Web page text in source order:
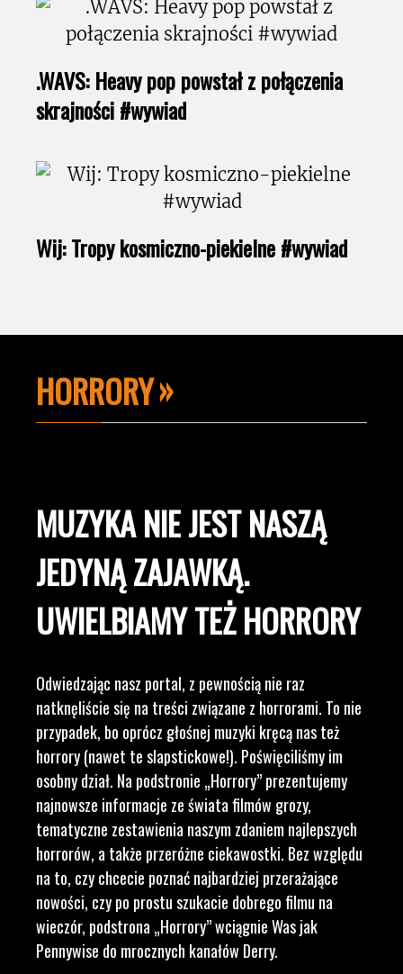
.WAVS: Heavy pop powstał z połączenia
skrajności #wywiad
Wij: Tropy kosmiczno-piekielne #wywiad
HORRORY
MUZYKA NIE JEST NASZĄ
JEDYNĄ ZAJAWKĄ.
UWIELBIAMY TEŻ HORRORY
Odwiedzając nasz portal, z pewnością nie raz
natknęliście się na treści związane z horrorami. To nie
przypadek, bo oprócz głośnej muzyki kręcą nas też
horrory (nawet te slapstickowe!). Poświęciliśmy im
osobny dział. Na podstronie „Horrory” prezentujemy
najnowsze informacje ze świata filmów grozy,
tematyczne zestawienia naszym zdaniem najlepszych
horrorów, a także przeróżne ciekawostki. Bez względu
na to, czy chcecie poznać najbardziej przerażające
nowości, czy po prostu szukacie dobrego filmu na
wieczór, podstrona „Horrory” wciągnie Was jak
Pennywise do mrocznych kanałów Derry.